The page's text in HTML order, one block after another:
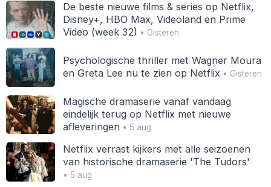
De beste nieuwe films & series op Netflix,
Disney+, HBO Max, Videoland en Prime
Video (week 32) • Gisteren
Psychologische thriller met Wagner Moura
en Greta Lee nu te zien op Netflix• Gisteren
Magische dramaserie vanaf vandaag
eindelijk terug op Netflix met nieuwe
afleveringen• 5 aug
Netflix verrast kijkers met alle seizoenen
van historische dramaserie 'The Tudors'
• 5 aug